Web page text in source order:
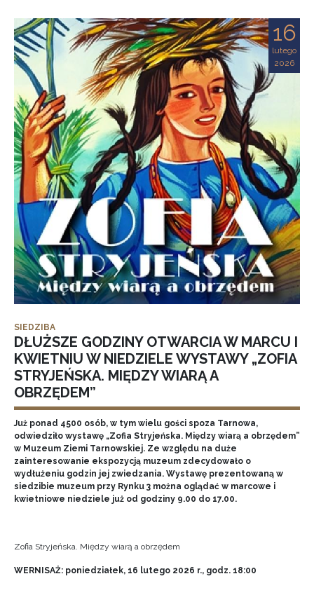
16
lutego
2026
SIEDZIBA
DŁUŻSZE GODZINY OTWARCIA W MARCU I
KWIETNIU W NIEDZIELE WYSTAWY „ZOFIA
STRYJEŃSKA. MIĘDZY WIARĄ A
OBRZĘDEM”
Już ponad 4500 osób, w tym wielu gości spoza Tarnowa,
odwiedziło wystawę „Zofia Stryjeńska. Między wiarą a obrzędem”
w Muzeum Ziemi Tarnowskiej. Ze względu na duże
zainteresowanie ekspozycją muzeum zdecydowało o
wydłużeniu godzin jej zwiedzania. Wystawę prezentowaną w
siedzibie muzeum przy Rynku 3 można oglądać w marcowe i
kwietniowe niedziele już od godziny 9.00 do 17.00.
Zofia Stryjeńska. Między wiarą a obrzędem
WERNISAŻ: poniedziałek, 16 lutego 2026 r., godz. 18:00